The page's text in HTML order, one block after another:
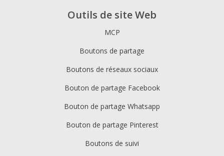
Outils de site Web
MCP
Boutons de partage
Boutons de réseaux sociaux
Bouton de partage Facebook
Bouton de partage Whatsapp
Bouton de partage Pinterest
Boutons de suivi